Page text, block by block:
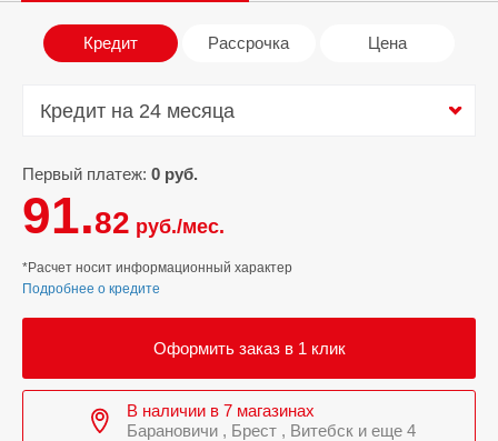
Кредит Рассрочка Цена
Кредит на 24 месяца
Первый платеж: 0 руб.
91.82 руб./мес.
*Расчет носит информационный характер
Подробнее о кредите
Оформить заказ в 1 клик
В наличии в 7 магазинах
Барановичи , Брест , Витебск и еще 4
Кредит на 24 месяца